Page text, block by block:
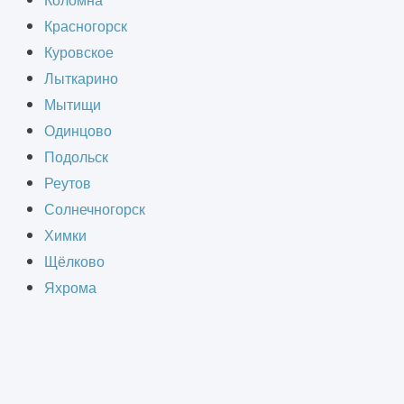
Красногорск
Куровское
Лыткарино
Мытищи
Одинцово
Подольск
Реутов
Солнечногорск
Химки
Щёлково
Яхрома
жилых объектах.
и комплектующих:
воздуха или вытяжку
Осевые модели
Они хорошо подходят для